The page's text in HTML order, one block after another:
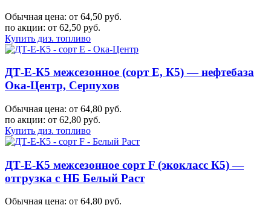
Обычная цена: от 64,50 руб.
по акции: от 62,50 руб.
Купить диз. топливо
ДТ-Е-К5 межсезонное (сорт Е, К5) — нефтебаза
Ока-Центр, Серпухов
Обычная цена: от 64,80 руб.
по акции: от 62,80 руб.
Купить диз. топливо
ДТ-Е-К5 межсезонное сорт F (экокласс К5) —
отгрузка с НБ Белый Раст
Обычная цена: от 64,80 руб.